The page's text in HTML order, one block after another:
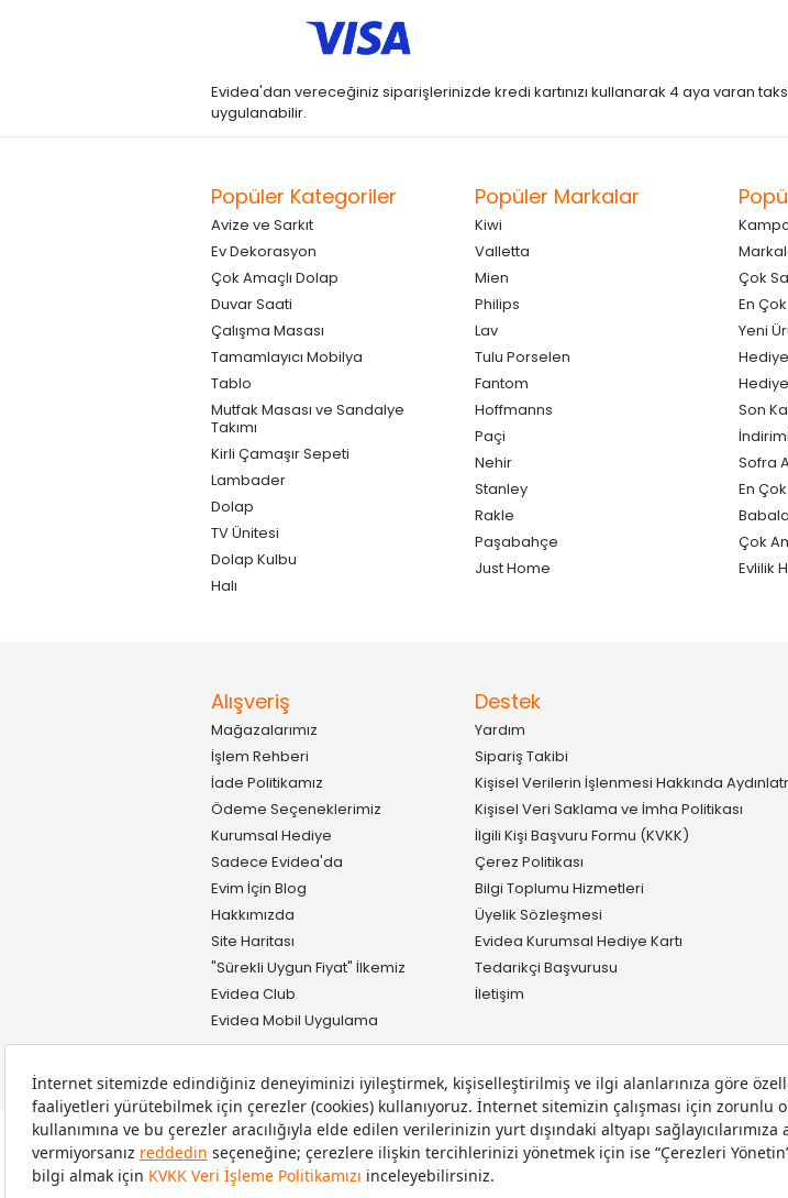
Evidea'dan vereceğiniz siparişlerinizde kredi kartınızı kullanarak 4 aya varan
uygulanabilir.
Popüler Kategoriler
Avize ve Sarkıt
Ev Dekorasyon
Çok Amaçlı Dolap
Duvar Saati
Çalışma Masası
Tamamlayıcı Mobilya
Tablo
Mutfak Masası ve Sandalye
Takımı
Kirli Çamaşır Sepeti
Lambader
Dolap
TV Ünitesi
Dolap Kulbu
Halı
Popüler Markalar
Kiwi
Valletta
Mien
Philips
Lav
Tulu Porselen
Fantom
Hoffmanns
Paçi
Nehir
Stanley
Rakle
Paşabahçe
Just Home
Çok
En
Yeni
Son
Sofra
En
Çok
Evlilik
Alışveriş
Mağazalarımız
İşlem Rehberi
İade Politikamız
Ödeme Seçeneklerimiz
Kurumsal Hediye
Sadece Evidea'da
Evim İçin Blog
Hakkımızda
Site Haritası
"Sürekli Uygun Fiyat" İlkemiz
Evidea Club
Evidea Mobil Uygulama
Destek
Yardım
Sipariş Takibi
Kişisel Verilerin İşlenmesi Hakkında
Kişisel Veri Saklama ve İmha Politikası
İlgili Kişi Başvuru Formu (KVKK)
Çerez Politikası
Bilgi Toplumu Hizmetleri
Üyelik Sözleşmesi
Evidea Kurumsal Hediye Kartı
Tedarikçi Başvurusu
İletişim